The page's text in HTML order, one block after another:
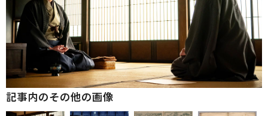
記事内のその他の画像